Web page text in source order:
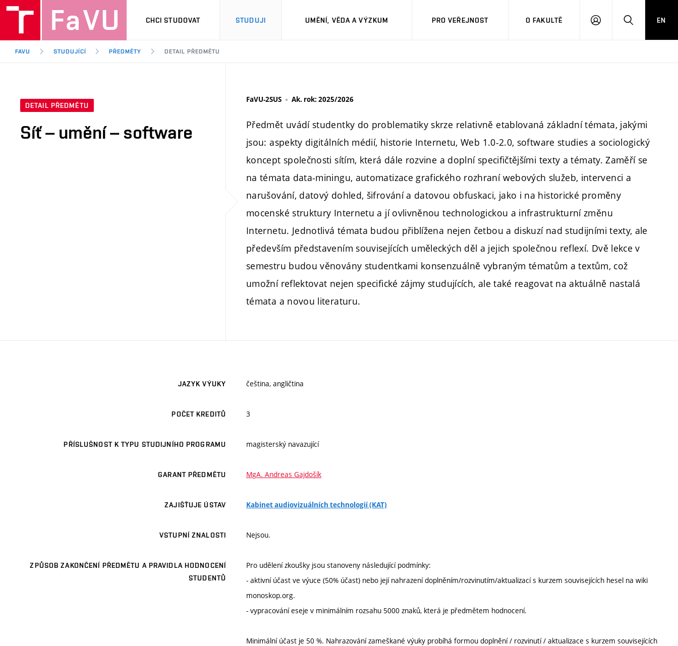
CHCI STUDOVAT STUDUJI UMĚNÍ, VĚDA A VÝZKUM PRO VEŘEJNOST O FAKULTĚ
PŘIHLÁSITHLEDAT
EN
FAVU STUDUJÍCÍ PŘEDMĚTY DETAIL PŘEDMĚTU
DETAIL PŘEDMĚTU
Síť – umění – software
FaVU-2SUS Ak. rok: 2025/2026
Předmět uvádí studentky do problematiky skrze relativně etablovaná základní témata, jakými
jsou: aspekty digitálních médií, historie Internetu, Web 1.0-2.0, software studies a sociologický
koncept společnosti sítím, která dále rozvine a doplní specifičtějšími texty a tématy. Zaměří se
na témata data-miningu, automatizace grafického rozhraní webových služeb, intervenci a
narušování, datový dohled, šifrování a datovou obfuskaci, jako i na historické proměny
mocenské struktury Internetu a jí ovlivněnou technologickou a infrastrukturní změnu
Internetu. Jednotlivá témata budou přiblížena nejen četbou a diskuzí nad studijními texty, ale
především představením souvisejících uměleckých děl a jejich společnou reflexí. Dvě lekce v
semestru budou věnovány studentkami konsenzuálně vybraným tématům a textům, což
umožní reflektovat nejen specifické zájmy studujících, ale také reagovat na aktuálně nastalá
témata a novou literaturu.
JAZYK VÝUKY čeština, angličtina
POČET KREDITŮ 3
PŘÍSLUŠNOST K TYPU STUDIJNÍHO PROGRAMU magisterský navazující
GARANT PŘEDMĚTU MgA. Andreas Gajdošík
ZAJIŠŤUJE ÚSTAV Kabinet audiovizuálních technologií (KAT)
VSTUPNÍ ZNALOSTI Nejsou.
ZPŮSOB ZAKONČENÍ PŘEDMĚTU A PRAVIDLA HODNOCENÍ
STUDENTŮ
Pro udělení zkoušky jsou stanoveny následující podmínky:
- aktivní účast ve výuce (50% účast) nebo její nahrazení doplněním/rozvinutím/aktualizací s kurzem souvisejících hesel na wiki
monoskop.org.
- vypracování eseje v minimálním rozsahu 5000 znaků, která je předmětem hodnocení.
Minimální účast je 50 %. Nahrazování zameškané výuky probíhá formou doplnění / rozvinutí / aktualizace s kurzem souvisejících